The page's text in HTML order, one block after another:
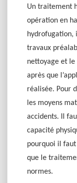
Un traitement
opération en
hydrofugation,
travaux
nettoyage et le
après que
réalisée. Pour
les moyens
accidents. Il
capacité
pourquoi il
que le
normes.